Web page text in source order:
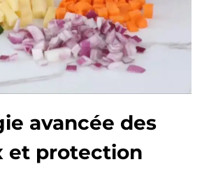
avancée des
et protection